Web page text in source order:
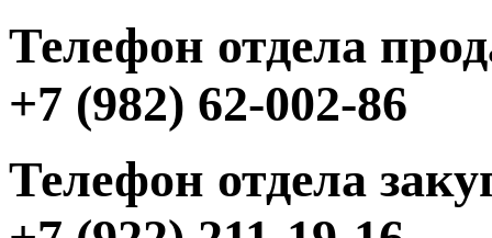
Телефон отдела
+7 (982) 62-002-86
Телефон отдела